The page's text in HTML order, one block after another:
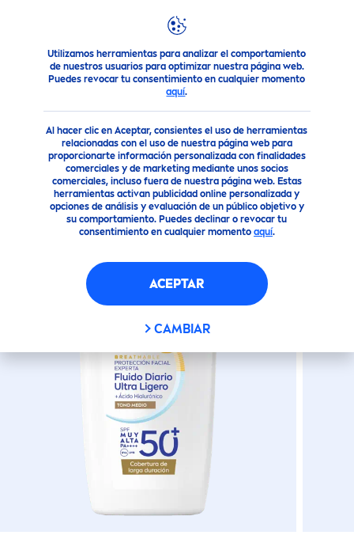
Utilizamos herramientas para analizar el comportamiento
de nuestros usuarios para optimizar nuestra página web.
Puedes revocar tu consentimiento en cualquier momento
aquí.
Al hacer clic en Aceptar, consientes el uso de herramientas
relacionadas con el uso de nuestra página web para
proporcionarte información personalizada con finalidades
comerciales y de marketing mediante unos socios
comerciales, incluso fuera de nuestra página web. Estas
herramientas activan publicidad online personalizada y
opciones de análisis y evaluación de un público objetivo y
su comportamiento. Puedes declinar o revocar tu
consentimiento en cualquier momento aquí.
ACEPTAR
CAMBIAR
Nuestros Productos Solar Disfruta del Sol ¡Nosotros te
(0)
PROTECTOR SOLAR FLUIDO
DIARIO TONO MEDIO FPS50+